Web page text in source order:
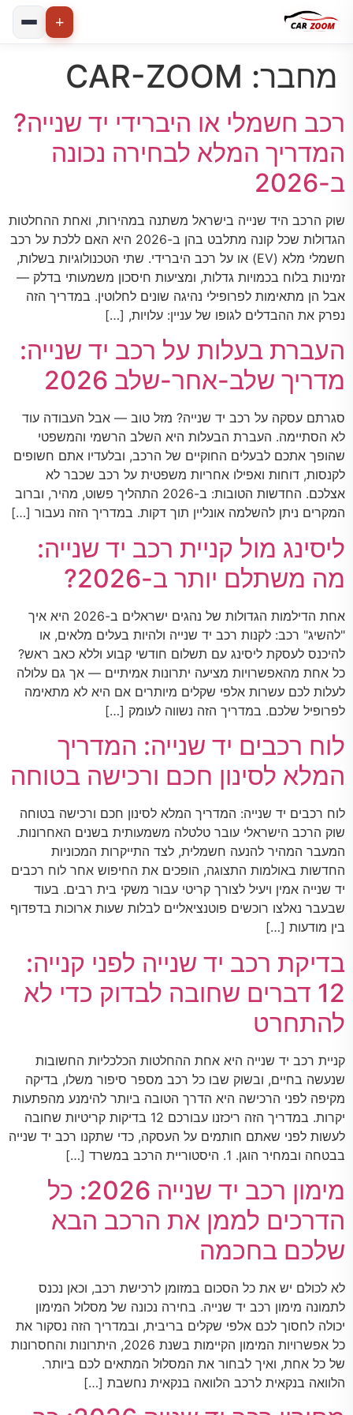
מחבר: CAR-ZOOM
רכב חשמלי או היברידי יד שנייה?
המדריך המלא לבחירה נכונה
ב-2026
שוק הרכב היד שנייה בישראל משתנה במהירות, ואחת ההחלטות
הגדולות שכל קונה מתלבט בהן ב-2026 היא האם ללכת על רכב
חשמלי מלא (EV) או על רכב היברידי. שתי הטכנולוגיות בשלות,
זמינות בלוח בכמויות גדלות, ומציעות חיסכון משמעותי בדלק —
אבל הן מתאימות לפרופילי נהיגה שונים לחלוטין. במדריך הזה
נפרק את ההבדלים לגופו של עניין: עלויות, […]
העברת בעלות על רכב יד שנייה:
מדריך שלב-אחר-שלב 2026
סגרתם עסקה על רכב יד שנייה? מזל טוב — אבל העבודה עוד
לא הסתיימה. העברת הבעלות היא השלב הרשמי והמשפטי
שהופך אתכם לבעלים החוקיים של הרכב, ובלעדיו אתם חשופים
לקנסות, דוחות ואפילו אחריות משפטית על רכב שכבר לא
אצלכם. החדשות הטובות: ב-2026 התהליך פשוט, מהיר, וברוב
המקרים ניתן להשלמה אונליין תוך דקות. במדריך הזה נעבור […]
ליסינג מול קניית רכב יד שנייה:
מה משתלם יותר ב-2026?
אחת הדילמות הגדולות של נהגים ישראלים ב-2026 היא איך
"להשיג" רכב: לקנות רכב יד שנייה ולהיות בעלים מלאים, או
להיכנס לעסקת ליסינג עם תשלום חודשי קבוע וללא כאב ראש?
כל אחת מהאפשרויות מציעה יתרונות אמיתיים — אך גם עלולה
לעלות לכם עשרות אלפי שקלים מיותרים אם היא לא מתאימה
לפרופיל שלכם. במדריך הזה נשווה לעומק […]
לוח רכבים יד שנייה: המדריך
המלא לסינון חכם ורכישה בטוחה
לוח רכבים יד שנייה: המדריך המלא לסינון חכם ורכישה בטוחה
שוק הרכב הישראלי עובר טלטלה משמעותית בשנים האחרונות.
המעבר המהיר להנעה חשמלית, לצד התייקרות המכוניות
החדשות באולמות התצוגה, הופכים את החיפוש אחר לוח רכבים
יד שנייה אמין ויעיל לצורך קריטי עבור משקי בית רבים. בעוד
שבעבר נאלצו רוכשים פוטנציאליים לבלות שעות ארוכות בדפדוף
בין מודעות […]
בדיקת רכב יד שנייה לפני קנייה:
12 דברים שחובה לבדוק כדי לא
להתחרט
קניית רכב יד שנייה היא אחת ההחלטות הכלכליות החשובות
שנעשה בחיים, ובשוק שבו כל רכב מספר סיפור משלו, בדיקה
מקיפה לפני הרכישה היא הדרך הטובה ביותר להימנע מהפתעות
יקרות. במדריך הזה ריכזנו עבורכם 12 בדיקות קריטיות שחובה
לעשות לפני שאתם חותמים על העסקה, כדי שתקנו רכב יד שנייה
בבטחה ובמחיר הוגן. 1. היסטוריית הרכב במשרד […]
מימון רכב יד שנייה 2026: כל
הדרכים לממן את הרכב הבא
שלכם בחכמה
לא לכולם יש את כל הסכום במזומן לרכישת רכב, וכאן נכנס
לתמונה מימון רכב יד שנייה. בחירה נכונה של מסלול המימון
יכולה לחסוך לכם אלפי שקלים בריבית, ובמדריך הזה נסקור את
כל אפשרויות המימון הקיימות בשנת 2026, היתרונות והחסרונות
של כל אחת, ואיך לבחור את המסלול המתאים לכם ביותר.
הלוואה בנקאית לרכב הלוואה בנקאית נחשבת […]
+